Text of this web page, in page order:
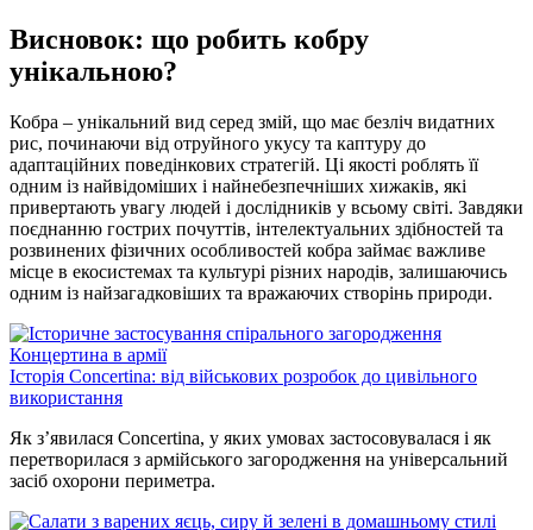
Висновок: що робить кобру
унікальною?
Кобра – унікальний вид серед змій, що має безліч видатних
рис, починаючи від отруйного укусу та каптуру до
адаптаційних поведінкових стратегій. Ці якості роблять її
одним із найвідоміших і найнебезпечніших хижаків, які
привертають увагу людей і дослідників у всьому світі. Завдяки
поєднанню гострих почуттів, інтелектуальних здібностей та
розвинених фізичних особливостей кобра займає важливе
місце в екосистемах та культурі різних народів, залишаючись
одним із найзагадковіших та вражаючих створінь природи.
Історія Concertina: від військових розробок до цивільного
використання
Як з’явилася Concertina, у яких умовах застосовувалася і як
перетворилася з армійського загородження на універсальний
засіб охорони периметра.